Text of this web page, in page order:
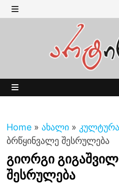
Skip
to MENU
Home » ახალი » კულტურა
ბრწყინვალე შესრულება
გიორგი
შესრულება